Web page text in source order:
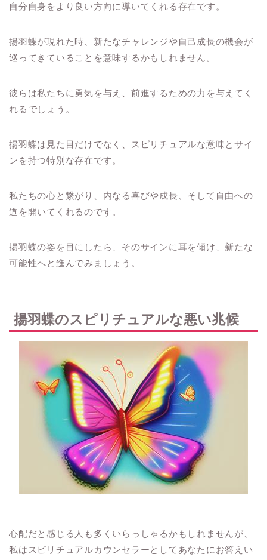
自分自身をより良い方向に導いてくれる存在です。
揚羽蝶が現れた時、新たなチャレンジや自己成長の機会が
巡ってきていることを意味するかもしれません。
彼らは私たちに勇気を与え、前進するための力を与えてく
れるでしょう。
揚羽蝶は見た目だけでなく、スピリチュアルな意味とサイ
ンを持つ特別な存在です。
私たちの心と繋がり、内なる喜びや成長、そして自由への
道を開いてくれるのです。
揚羽蝶の姿を目にしたら、そのサインに耳を傾け、新たな
可能性へと進んでみましょう。
揚羽蝶のスピリチュアルな悪い兆候
心配だと感じる人も多くいらっしゃるかもしれませんが、
私はスピリチュアルカウンセラーとしてあなたにお答えい